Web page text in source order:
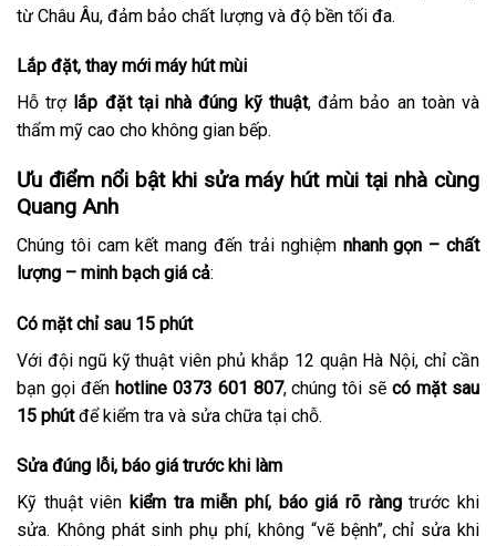
từ Châu Âu, đảm bảo chất lượng và độ bền tối đa.
Lắp đặt, thay mới máy hút mùi
Hỗ trợ lắp đặt tại nhà đúng kỹ thuật, đảm bảo an toàn và
thẩm mỹ cao cho không gian bếp.
Ưu điểm nổi bật khi sửa máy hút mùi tại nhà cùng
Quang Anh
Chúng tôi cam kết mang đến trải nghiệm nhanh gọn – chất
lượng – minh bạch giá cả:
Có mặt chỉ sau 15 phút
Với đội ngũ kỹ thuật viên phủ khắp 12 quận Hà Nội, chỉ cần
bạn gọi đến hotline 0373 601 807, chúng tôi sẽcó mặt sau
15 phútđể kiểm tra và sửa chữa tại chỗ.
Sửa đúng lỗi, báo giá trước khi làm
Kỹ thuật viên kiểm tra miễn phí, báo giá rõ ràngtrước khi
sửa. Không phát sinh phụ phí, không “vẽ bệnh”, chỉ sửa khi